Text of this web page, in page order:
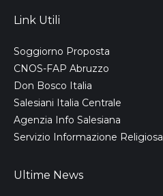
Link Utili
Soggiorno Proposta
CNOS-FAP Abruzzo
Don Bosco Italia
Salesiani Italia Centrale
Agenzia Info Salesiana
Servizio Informazione Religiosa
Ultime News